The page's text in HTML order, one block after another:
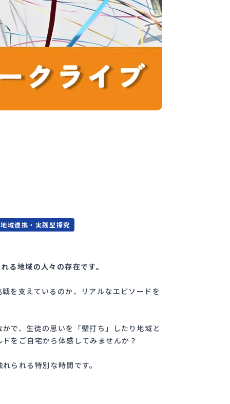
地域連携・実践型探究
る地域の人々の存在です。
を支えているのか、リアルなエピソードを
で、生徒の思いを「壁打ち」したり地域と
をご自宅から体感してみませんか？
られる特別な時間です。